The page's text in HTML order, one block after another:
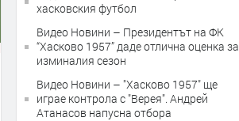
хасковския футбол
Видео Новини – Президентът на ФК
“Хасково 1957” даде отлична оценка за
изминалия сезон
Видео Новини – "Хасково 1957" ще
играе контрола с "Верея". Андрей
Атанасов напусна отбора